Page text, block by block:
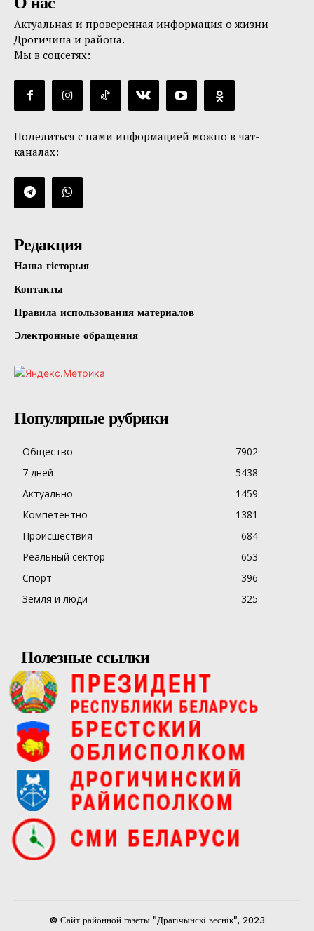
Актуальная и проверенная информация о жизни
Дрогичина и района.
Мы в соцсетях:
Поделиться с нами информацией можно в чат-
каналах:
Редакция
Наша гісторыя
Контакты
Правила использования материалов
Электронные обращения
Популярные рубрики
Общество
7902
7 дней
5438
Актуально
1459
Компетентно
1381
Происшествия
684
Реальный сектор
653
Спорт
396
Земля и люди
325
Полезные ссылки
© Сайт районной газеты "Драгічынскі веснік", 2023